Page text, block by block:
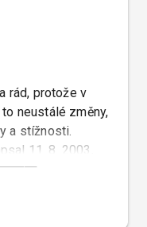
rád, protože v
neustálé změny,
a stížnosti.
11. 8. 2003,